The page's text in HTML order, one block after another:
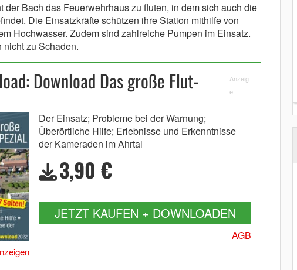
der Bach das Feuerwehrhaus zu fluten, in dem sich auch die
Die Einsatzkräfte schützen ihre Station mithilfe von
Hochwasser. Zudem sind zahlreiche Pumpen im Einsatz.
nicht zu Schaden.
Download Das große Flut-
Anzeig
e
Der Einsatz; Probleme bei der Warnung;
Überörtliche Hilfe; Erlebnisse und Erkenntnisse
der Kameraden im Ahrtal
3,90 €
JETZT KAUFEN + DOWNLOADEN
AGB